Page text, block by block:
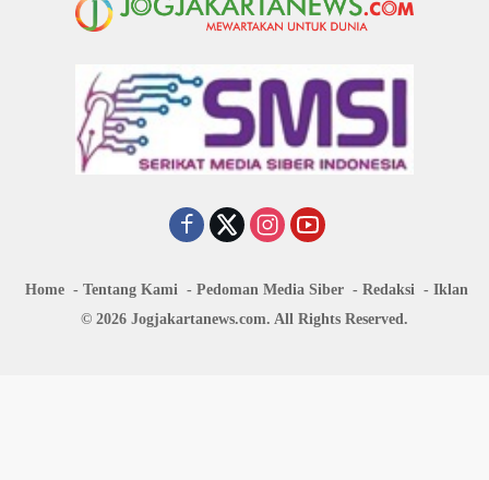
Home Tentang Kami Pedoman Media Siber Redaksi
Iklan
© 2026 Jogjakartanews.com. All Rights Reserved.